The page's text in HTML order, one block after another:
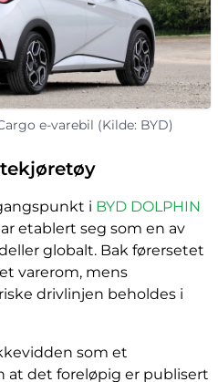
e-varebil (Kilde: BYD)
i BYD DOLPHIN
etablert seg som en av
globalt. Bak førersetet
varerom, mens
drivlinjen beholdes i
som et
at det foreløpig er publisert